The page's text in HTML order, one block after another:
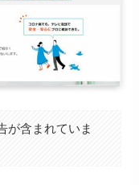
が含まれていま